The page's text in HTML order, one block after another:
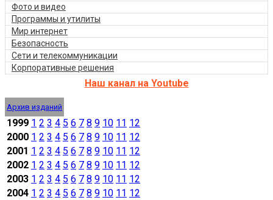
Фото и видео
Программы и утилиты
Мир интернет
Безопасность
Сети и телекоммуникации
Корпоративные решения
Наш канал на Youtube
Архив изданий
1999 1 2 3 4 5 6 7 8 9 10 11 12
2000 1 2 3 4 5 6 7 8 9 10 11 12
2001 1 2 3 4 5 6 7 8 9 10 11 12
2002 1 2 3 4 5 6 7 8 9 10 11 12
2003 1 2 3 4 5 6 7 8 9 10 11 12
2004 1 2 3 4 5 6 7 8 9 10 11 12